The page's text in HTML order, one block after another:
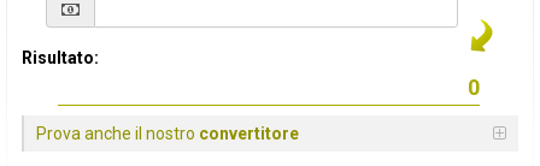
Risultato:
Prova anche il nostro convertitore